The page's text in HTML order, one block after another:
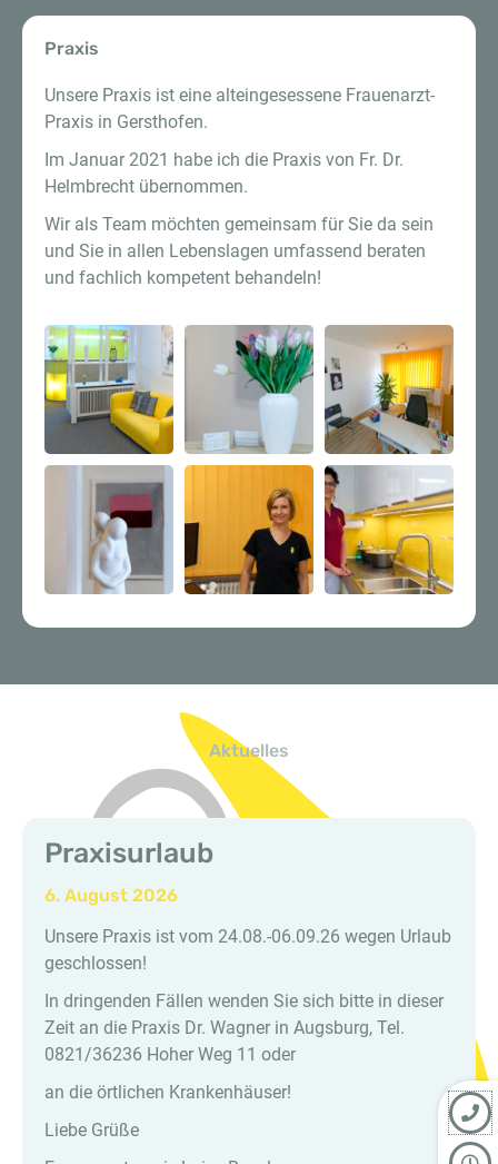
Praxis
Unsere Praxis ist eine alteingesessene Frauenarzt-
Praxis in Gersthofen.
Im Januar 2021 habe ich die Praxis von Fr. Dr.
Helmbrecht übernommen.
Wir als Team möchten gemeinsam für Sie da sein
und Sie in allen Lebenslagen umfassend beraten
und fachlich kompetent behandeln!
Aktuelles
Praxisurlaub
6. August 2026
Unsere Praxis ist vom 24.08.-06.09.26 wegen Urlaub
geschlossen!
In dringenden Fällen wenden Sie sich bitte in dieser
Zeit an die Praxis Dr. Wagner in Augsburg, Tel.
0821/36236 Hoher Weg 11 oder
an die örtlichen Krankenhäuser!
Liebe Grüße